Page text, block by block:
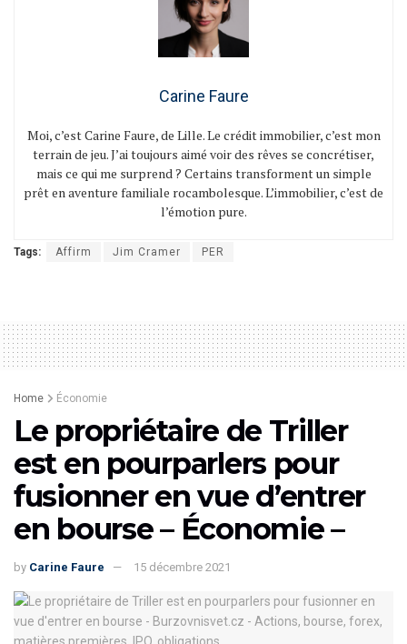
Carine Faure
Moi, c’est Carine Faure, de Lille. Le crédit immobilier, c’est mon
terrain de jeu. J’ai toujours aimé voir des rêves se concrétiser,
mais ce qui me surprend ? Certains transforment un simple
prêt en aventure familiale rocambolesque. L’immobilier, c’est de
l’émotion pure.
Tags: Affirm Jim Cramer PER
Home Économie
Le propriétaire de Triller
est en pourparlers pour
fusionner en vue d’entrer
en bourse – Économie –
by Carine Faure 15 décembre 2021